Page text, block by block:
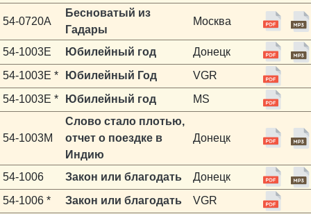
54-0720A
Бесноватый из
Гадары
Москва
54-1003E Юбилейный год
Донецк
54-1003E *
Юбилейный Год
VGR
54-1003E *
Юбилейный год MS
54-1003M
Слово стало плотью,
отчет о поездке в
Индию
Донецк
54-1006 Закон или благодать
Донецк
54-1006 *
Закон или благодать VGR